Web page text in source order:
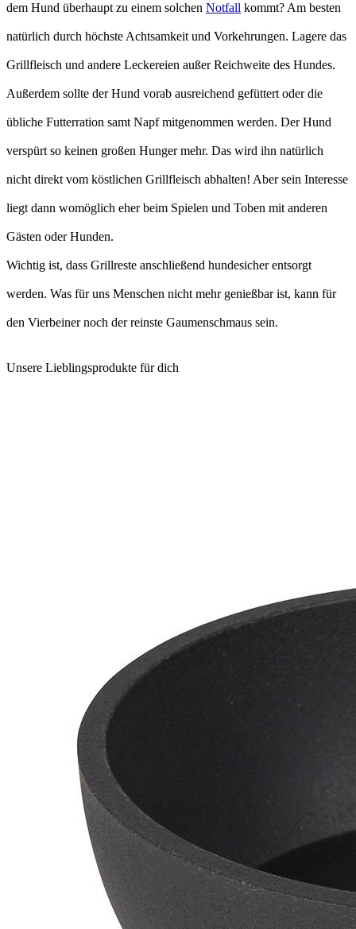
dem Hund überhaupt zu einem solchen Notfall kommt? Am besten
natürlich durch höchste Achtsamkeit und Vorkehrungen. Lagere das
Grillfleisch und andere Leckereien außer Reichweite des Hundes.
Außerdem sollte der Hund vorab ausreichend gefüttert oder die
übliche Futterration samt Napf mitgenommen werden. Der Hund
verspürt so keinen großen Hunger mehr. Das wird ihn natürlich
nicht direkt vom köstlichen Grillfleisch abhalten! Aber sein Interesse
liegt dann womöglich eher beim Spielen und Toben mit anderen
Gästen oder Hunden.
Wichtig ist, dass Grillreste anschließend hundesicher entsorgt
werden. Was für uns Menschen nicht mehr genießbar ist, kann für
den Vierbeiner noch der reinste Gaumenschmaus sein.
Unsere Lieblingsprodukte für dich